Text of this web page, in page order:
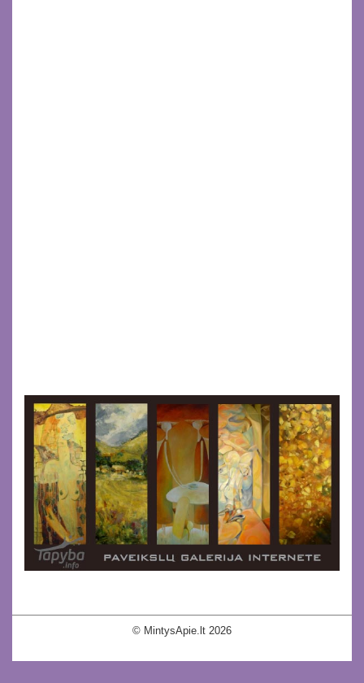
© MintysApie.lt 2026